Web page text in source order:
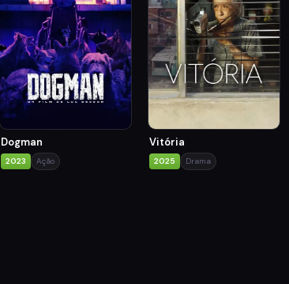
Dogman
2023 Ação
Vitória
2025 Drama